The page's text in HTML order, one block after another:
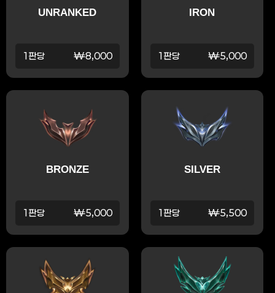
UNRANKED
1판당 ₩8,000
IRON
1판당 ₩5,000
BRONZE
1판당 ₩5,000
SILVER
1판당 ₩5,500